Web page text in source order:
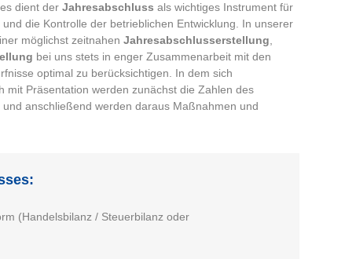
dient der Jahresabschluss als wichtiges Instrument für
die Kontrolle der betrieblichen Entwicklung. In unserer
möglichst zeitnahen Jahresabschlusserstellung
bei uns stets in enger Zusammenarbeit mit den
optimal zu berücksichtigen. In dem sich
mit Präsentation werden zunächst die Zahlen des
anschließend werden daraus Maßnahmen und
(Handelsbilanz / Steuerbilanz oder